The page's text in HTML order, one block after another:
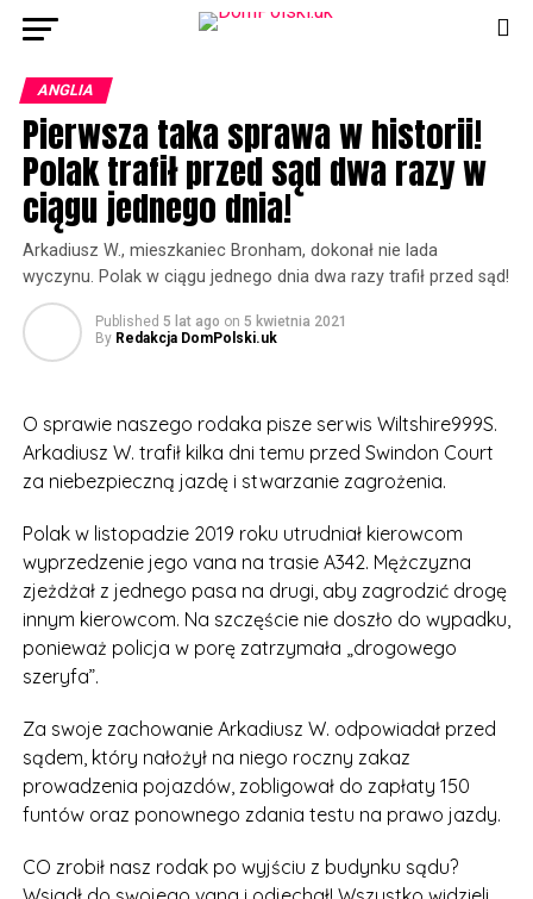
ANGLIA
Pierwsza taka sprawa w historii!
Polak trafił przed sąd dwa razy w
ciągu jednego dnia!
Arkadiusz W., mieszkaniec Bronham, dokonał nie lada
wyczynu. Polak w ciągu jednego dnia dwa razy trafił przed sąd!
Published 5 lat ago on 5 kwietnia 2021
By Redakcja DomPolski.uk
O sprawie naszego rodaka pisze serwis Wiltshire999S.
Arkadiusz W. trafił kilka dni temu przed Swindon Court
za niebezpieczną jazdę i stwarzanie zagrożenia.
Polak w listopadzie 2019 roku utrudniał kierowcom
wyprzedzenie jego vana na trasie A342. Mężczyzna
zjeżdżał z jednego pasa na drugi, aby zagrodzić drogę
innym kierowcom. Na szczęście nie doszło do wypadku,
ponieważ policja w porę zatrzymała „drogowego
szeryfa”.
Za swoje zachowanie Arkadiusz W. odpowiadał przed
sądem, który nałożył na niego roczny zakaz
prowadzenia pojazdów, zobligował do zapłaty 150
funtów oraz ponownego zdania testu na prawo jazdy.
CO zrobił nasz rodak po wyjściu z budynku sądu?